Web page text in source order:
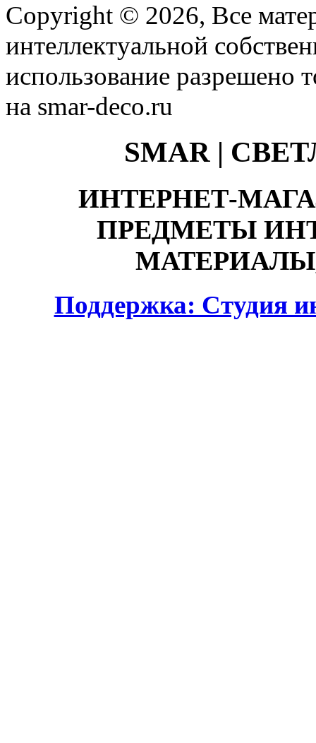
Copyright © 2026, Все
интеллектуальной
использование разрешено
на smar-deco.ru
SMAR |
ИНТЕРНЕТ-
ПРЕДМЕТЫ
Поддержка: Студия